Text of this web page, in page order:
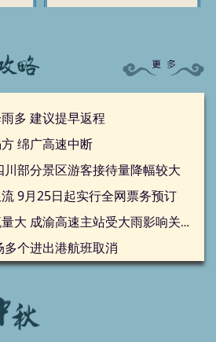
多 建议提早返程
绵广高速中断
部分景区游客接待量降幅较大
9月25日起实行全网票务预订
成南高速出城现车流量大 成渝高速主站受大雨影响关闭
个进出港航班取消